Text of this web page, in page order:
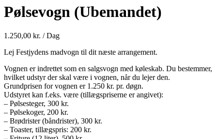
Pølsevogn (Ubemandet)
1.250,00 kr. / Dag
Lej Festjydens madvogn til dit næste arrangement.
Vognen er indrettet som en salgsvogn med køleskab. Du bestemmer,
hvilket udstyr der skal være i vognen, når du lejer den.
Grundprisen for vognen er 1.250 kr. pr. døgn.
Udstyret kan f.eks. være (tillægspriserne er angivet):
– Pølsesteger, 300 kr.
– Pølsekoger, 200 kr.
– Brødrister (båndrister), 300 kr.
– Toaster, tillægspris: 200 kr.